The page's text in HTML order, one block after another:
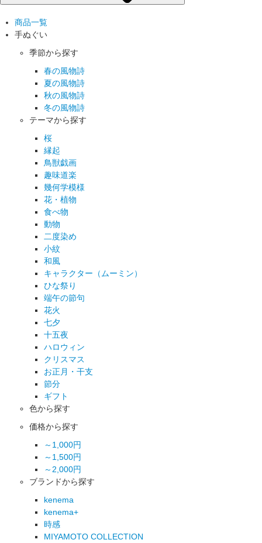
商品一覧
手ぬぐい
季節から探す
春の風物詩
夏の風物詩
秋の風物詩
冬の風物詩
テーマから探す
桜
縁起
鳥獣戯画
趣味道楽
幾何学模様
花・植物
食べ物
動物
二度染め
小紋
和風
キャラクター（ムーミン）
ひな祭り
端午の節句
花火
七夕
十五夜
ハロウィン
クリスマス
お正月・干支
節分
ギフト
色から探す
価格から探す
～1,000円
～1,500円
～2,000円
ブランドから探す
kenema
kenema+
時感
MIYAMOTO COLLECTION